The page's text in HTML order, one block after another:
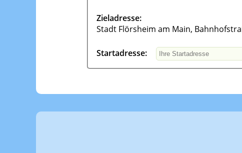
Zieladresse:
Stadt Flörsheim am Main,
Startadresse: